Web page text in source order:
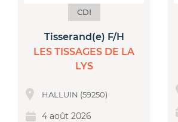
CDI
Tisserand(e) F/H
LES TISSAGES DE LA
LYS
HALLUIN (59250)
4 août 2026